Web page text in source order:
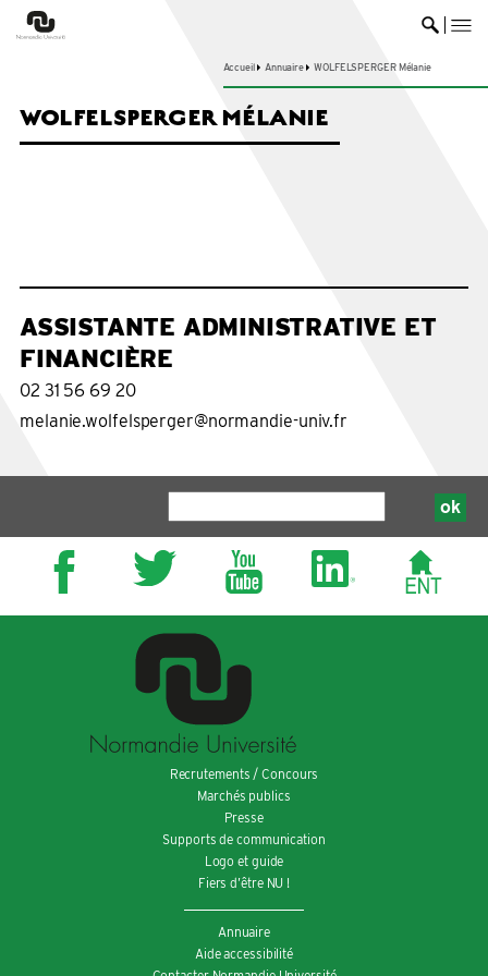
Accueil Annuaire WOLFELSPERGER Mélanie
WOLFELSPERGER MÉLANIE
ASSISTANTE ADMINISTRATIVE ET
FINANCIÈRE
02 31 56 69 20
melanie.wolfelsperger@normandie-univ.fr
Recrutements / Concours
Marchés publics
Presse
Supports de communication
Logo et guide
Fiers d’être NU !
Annuaire
Aide accessibilité